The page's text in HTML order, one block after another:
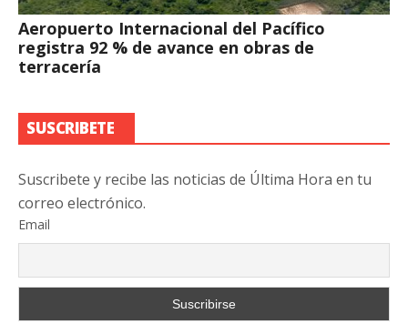
Aeropuerto Internacional del Pacífico
registra 92 % de avance en obras de
terracería
SUSCRIBETE
Suscribete y recibe las noticias de Última Hora en tu
correo electrónico.
Email